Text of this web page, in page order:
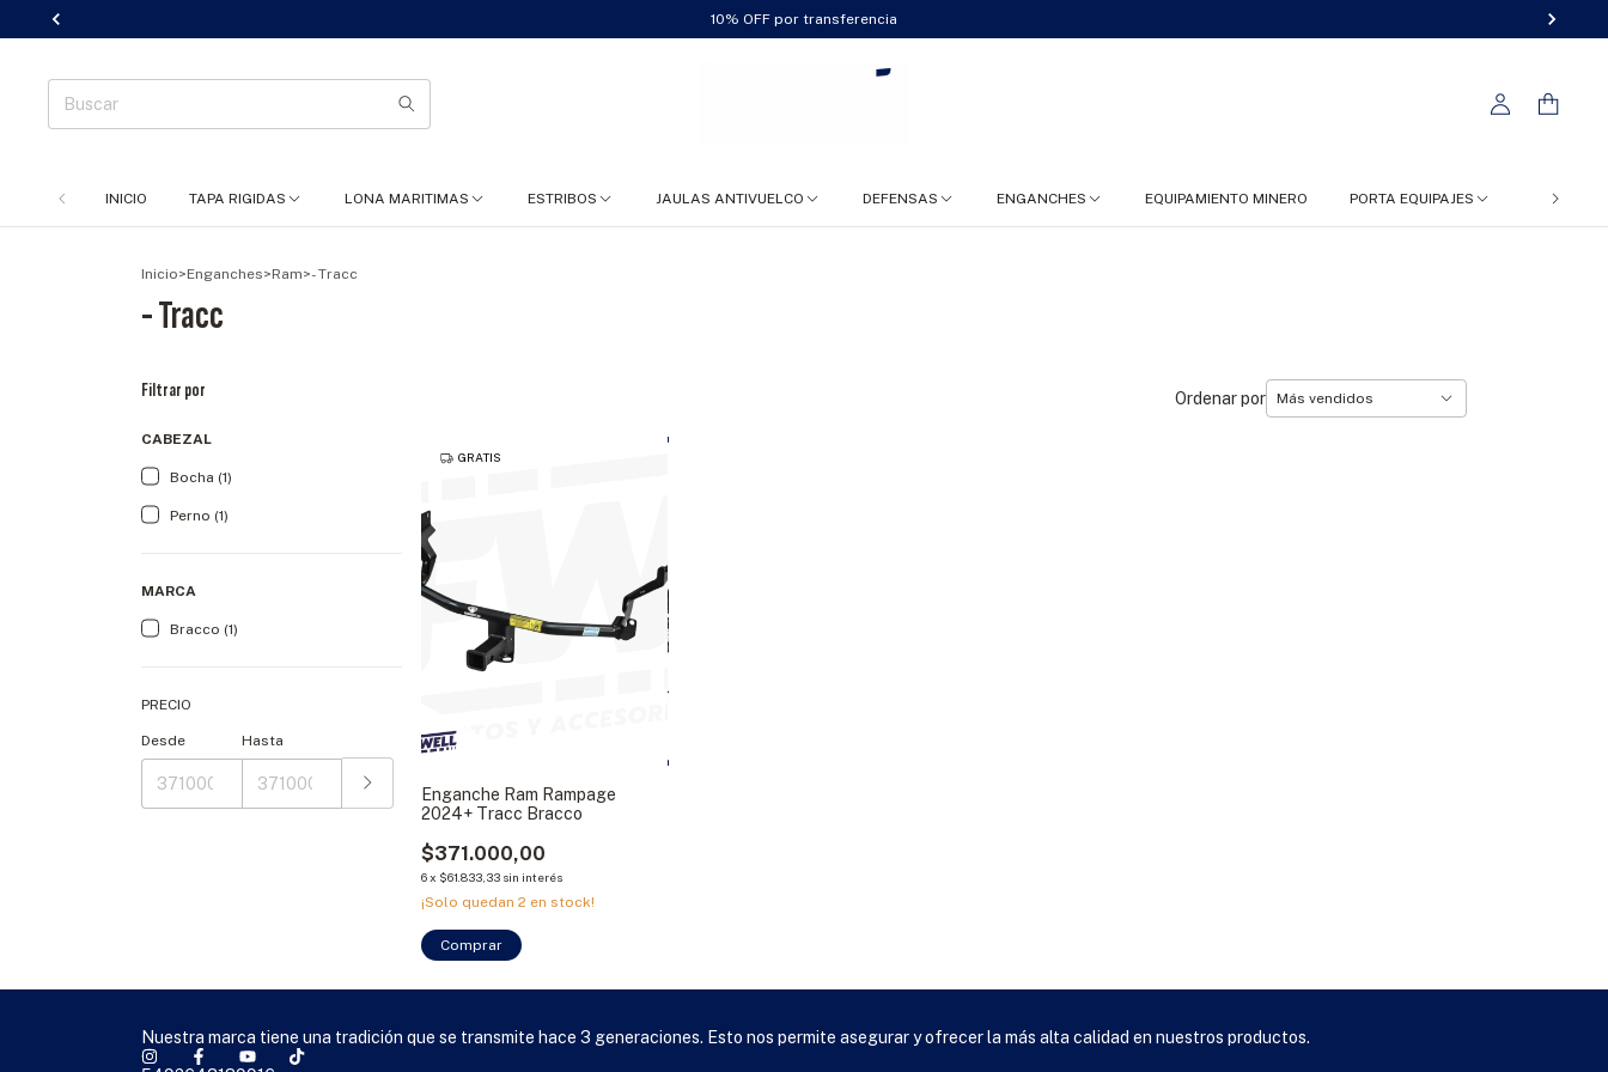
10% OFF por transferencia
INICIO TAPA RIGIDAS LONA MARITIMAS ESTRIBOS JAULAS ANTIVUELCO DEFENSAS ENGANCHES EQUIPAMIENTO MINERO PORTA EQUIPAJES FC 4X4
Inicio>Enganches>Ram>- Tracc
- Tracc
Filtrar por
CABEZAL
Bocha (1)
Perno (1)
MARCA
Bracco (1)
PRECIO
Desde Hasta
Ordenar por
GRATIS
Enganche Ram Rampage
2024+ Tracc Bracco
$371.000,00
6x $61.833,33 sin interés
¡Solo quedan2 en stock!
Comprar
Nuestra marca tiene una tradición que se transmite hace 3 generaciones. Esto nos permite asegurar y ofrecer la más alta calidad en nuestros productos.